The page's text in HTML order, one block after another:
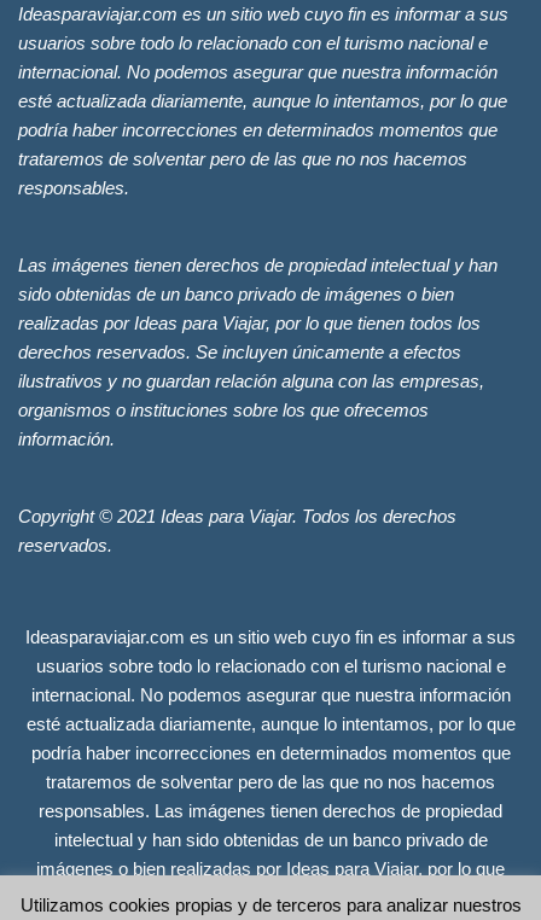
Ideasparaviajar.com es un sitio web cuyo fin es informar a sus
usuarios sobre todo lo relacionado con el turismo nacional e
internacional. No podemos asegurar que nuestra información
esté actualizada diariamente, aunque lo intentamos, por lo que
podría haber incorrecciones en determinados momentos que
trataremos de solventar pero de las que no nos hacemos
responsables.
Las imágenes tienen derechos de propiedad intelectual y han
sido obtenidas de un banco privado de imágenes o bien
realizadas por Ideas para Viajar, por lo que tienen todos los
derechos reservados. Se incluyen únicamente a efectos
ilustrativos y no guardan relación alguna con las empresas,
organismos o instituciones sobre los que ofrecemos
información.
Copyright © 2021 Ideas para Viajar. Todos los derechos
reservados.
Ideasparaviajar.com es un sitio web cuyo fin es informar a sus
usuarios sobre todo lo relacionado con el turismo nacional e
internacional. No podemos asegurar que nuestra información
esté actualizada diariamente, aunque lo intentamos, por lo que
podría haber incorrecciones en determinados momentos que
trataremos de solventar pero de las que no nos hacemos
responsables. Las imágenes tienen derechos de propiedad
intelectual y han sido obtenidas de un banco privado de
imágenes o bien realizadas por Ideas para Viajar, por lo que
tienen todos los derechos reservados. Se incluyen únicamente
Utilizamos cookies propias y de terceros para analizar nuestros